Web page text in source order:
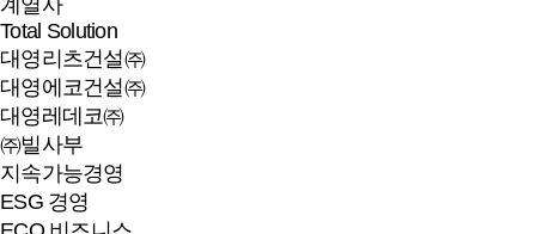
계열사
Total Solution
대영리츠건설㈜
대영에코건설㈜
대영레데코㈜
㈜빌사부
지속가능경영
ESG 경영